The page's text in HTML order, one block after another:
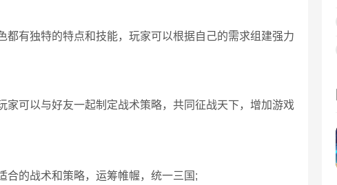
有独特的特点和技能，玩家可以根据自己的需求组建强力
可以与好友一起制定战术策略，共同征战天下，增加游戏
合的战术和策略，运筹帷幄，统一三国;